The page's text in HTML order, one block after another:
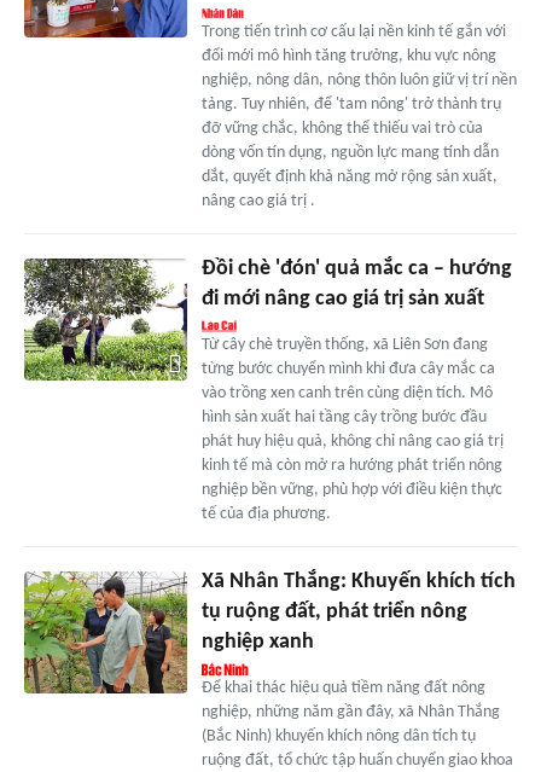
Trong tiến trình cơ cấu lại nền kinh tế gắn với
đổi mới mô hình tăng trưởng, khu vực nông
nghiệp, nông dân, nông thôn luôn giữ vị trí nền
tảng. Tuy nhiên, để 'tam nông' trở thành trụ
đỡ vững chắc, không thể thiếu vai trò của
dòng vốn tín dụng, nguồn lực mang tính dẫn
dắt, quyết định khả năng mở rộng sản xuất,
nâng cao giá trị .
Đồi chè 'đón' quả mắc ca – hướng
đi mới nâng cao giá trị sản xuất
Từ cây chè truyền thống, xã Liên Sơn đang
từng bước chuyển mình khi đưa cây mắc ca
vào trồng xen canh trên cùng diện tích. Mô
hình sản xuất hai tầng cây trồng bước đầu
phát huy hiệu quả, không chỉ nâng cao giá trị
kinh tế mà còn mở ra hướng phát triển nông
nghiệp bền vững, phù hợp với điều kiện thực
tế của địa phương.
Xã Nhân Thắng: Khuyến khích tích
tụ ruộng đất, phát triển nông
nghiệp xanh
Để khai thác hiệu quả tiềm năng đất nông
nghiệp, những năm gần đây, xã Nhân Thắng
(Bắc Ninh) khuyến khích nông dân tích tụ
ruộng đất, tổ chức tập huấn chuyển giao khoa